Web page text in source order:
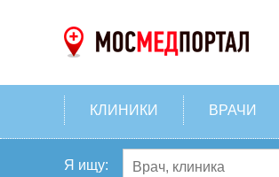
КЛИНИКИ ВРАЧИ
Я ищу: